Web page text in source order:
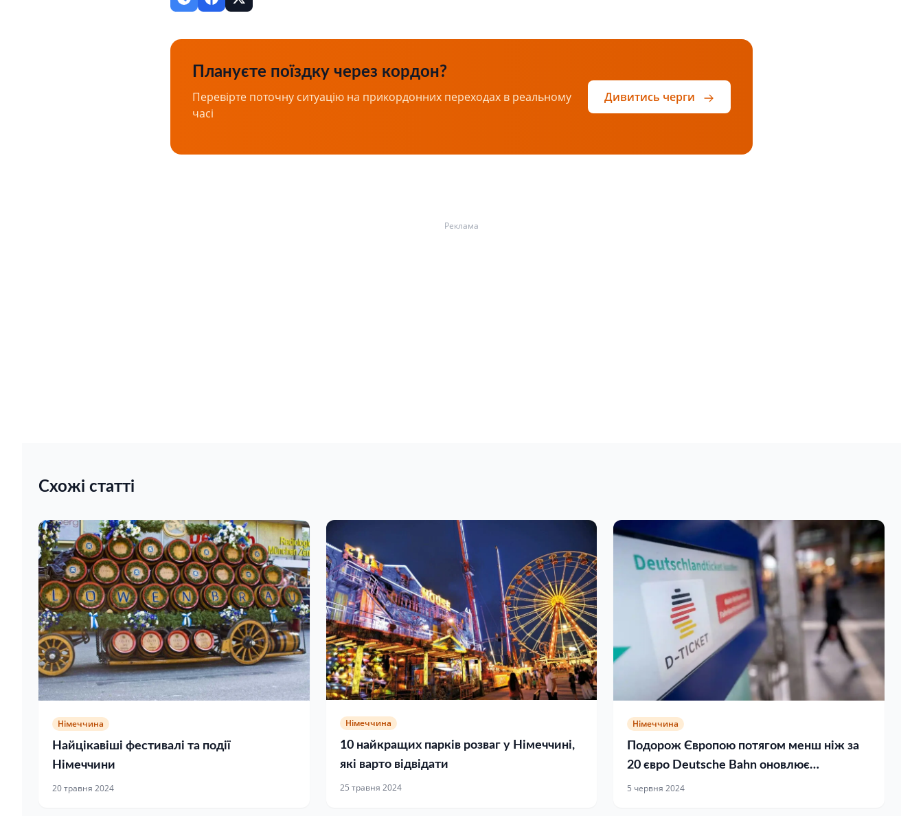
Плануєте поїздку через кордон?
Перевірте поточну ситуацію на прикордонних переходах в реальному
часі
Дивитись черги
Реклама
Схожі статті
Німеччина
Найцікавіші фестивалі та події
Німеччини
20 травня 2024
Німеччина
10 найкращих парків розваг у Німеччині,
які варто відвідати
25 травня 2024
Німеччина
Подорож Європою потягом менш ніж за
20 євро Deutsche Bahn оновлює
пропозицію
5 червня 2024